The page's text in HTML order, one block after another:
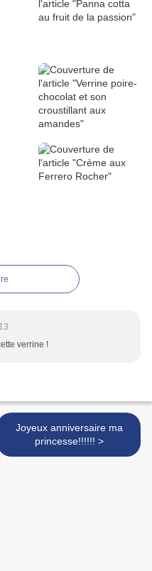
verrine !
Joyeux anniversaire ma
princesse!!!!!! >